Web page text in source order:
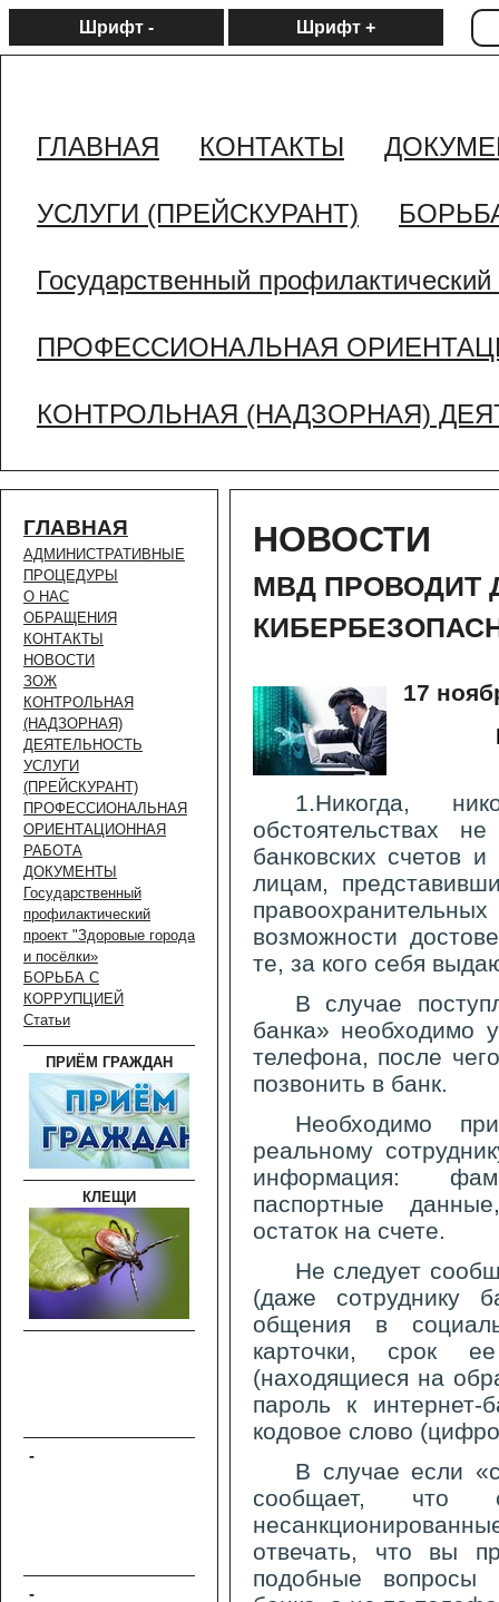
Шрифт - Шрифт +
ГЛАВНАЯ КОНТАКТЫ
УСЛУГИ (ПРЕЙСКУРАНТ)
Государственный
ПРОФЕССИОНАЛЬНАЯ
КОНТРОЛЬНАЯ (НАДЗОРНАЯ)
ГЛАВНАЯ
АДМИНИСТРАТИВНЫЕ
ПРОЦЕДУРЫ
О НАС
ОБРАЩЕНИЯ
КОНТАКТЫ
НОВОСТИ
ЗОЖ
КОНТРОЛЬНАЯ
(НАДЗОРНАЯ)
ДЕЯТЕЛЬНОСТЬ
УСЛУГИ
(ПРЕЙСКУРАНТ)
ПРОФЕССИОНАЛЬНАЯ
ОРИЕНТАЦИОННАЯ
РАБОТА
ДОКУМЕНТЫ
Государственный
профилактический
проект "Здоровые города
и посёлки»
БОРЬБА С
КОРРУПЦИЕЙ
Статьи
ПРИЁМ ГРАЖДАН
КЛЕЩИ
-
-
НОВОСТИ
МВД ПРОВОДИТ
17
1.Никогда,
обстоятельствах
банковских счетов
лицам,
возможности
те, за кого себя
В случае
банка» необходимо
телефона, после
позвонить в банк.
Необходимо
реальному
информация:
паспортные
остаток на счете.
Не следует
(даже сотруднику
общения в
карточки, срок
(находящиеся на
пароль к интернет-
кодовое слово
В случае если
сообщает, что
отвечать, что вы
подобные